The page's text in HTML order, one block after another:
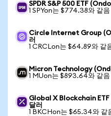
SPDR S&P 500 ETF
1 SPYon는 $774.38와 같음
Circle Internet Group
러
1 CRCLon는 $64.89와 같
Micron Technology
1 MUon는 $893.64와 같음
Global X Blockchain
달러
1 BKCHon는 $65.34와 같